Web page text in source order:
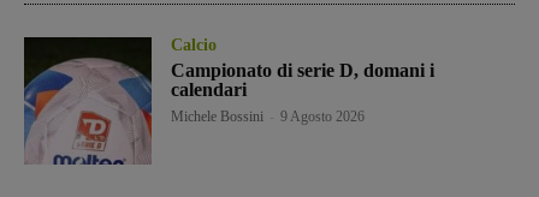
Calcio
Campionato di serie D, domani i
calendari
Michele Bossini 9 Agosto 2026